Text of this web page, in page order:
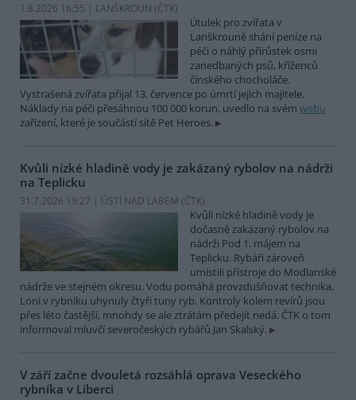
1.8.2026 16:55 | LANŠKROUN (ČTK)
Útulek pro zvířata v
Lanškrouně shání peníze na
péči o náhlý přírůstek osmi
zanedbaných psů, kříženců
čínského chocholáče.
Vystrašená zvířata přijal 13. července po úmrtí jejich majitele.
Náklady na péči přesáhnou 100 000 korun, uvedlo na svém webu
zařízení, které je součástí sítě Pet Heroes.
Kvůli nízké hladině vody je zakázaný rybolov na nádrži
na Teplicku
31.7.2026 19:27 | ÚSTÍ NAD LABEM (ČTK)
Kvůli nízké hladině vody je
dočasně zakázaný rybolov na
nádrži Pod 1. májem na
Teplicku. Rybáři zároveň
umístili přístroje do Modlanské
nádrže ve stejném okresu. Vodu pomáhá provzdušňovat technika.
Loni v rybníku uhynuly čtyři tuny ryb. Kontroly kolem revírů jsou
přes léto častější, mnohdy se ale ztrátám předejít nedá. ČTK o tom
informoval mluvčí severočeských rybářů Jan Skalský.
V září začne dvouletá rozsáhlá oprava Veseckého
rybníka v Liberci